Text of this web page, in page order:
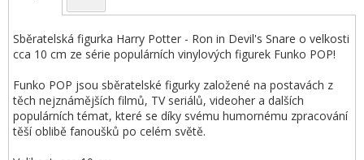
Sběratelská figurka Harry Potter - Ron in Devil's Snare o velkosti
cca 10 cm ze série populárních vinylových figurek Funko POP!
Funko POP jsou sběratelské figurky založené na postavách z
těch nejznámějších filmů, TV seriálů, videoher a dalších
populárních témat, které se díky svému humornému zpracování
těší oblibě fanoušků po celém světě.